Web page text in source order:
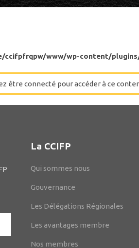
ccifpfrqpw/www/wp-content/
être connecté pour accéder à ce
La CCIFP
Qui sommes nous
Gouvernance
Les Délégations Régionales
Les avantages membre
Nos membres